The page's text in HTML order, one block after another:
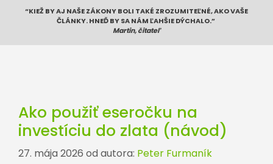
“KIEŽ BY AJ NAŠE ZÁKONY BOLI TAKÉ ZROZUMITEĽNÉ, AKO VAŠE
ČLÁNKY. HNEĎ BY SA NÁM ĽAHŠIE DÝCHALO.”
Martin, čitateľ
Ako použiť eseročku na
investíciu do zlata (návod)
27. mája 2026 od autora: Peter Furmaník